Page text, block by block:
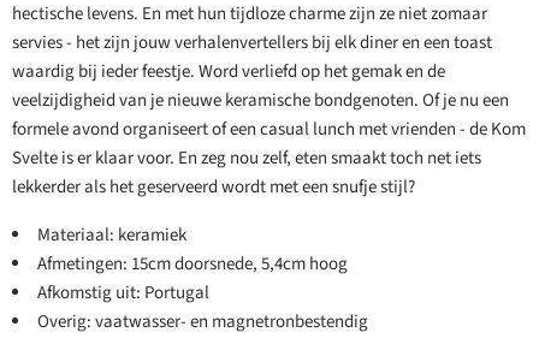
hectische levens. En met hun tijdloze charme zijn ze niet zomaar
servies - het zijn jouw verhalenvertellers bij elk diner en een toast
waardig bij ieder feestje. Word verliefd op het gemak en de
veelzijdigheid van je nieuwe keramische bondgenoten. Of je nu een
formele avond organiseert of een casual lunch met vrienden - de Kom
Svelte is er klaar voor. En zeg nou zelf, eten smaakt toch net iets
lekkerder als het geserveerd wordt met een snufje stijl?
Materiaal: keramiek
Afmetingen: 15cm doorsnede, 5,4cm hoog
Afkomstig uit: Portugal
Overig: vaatwasser- en magnetronbestendig